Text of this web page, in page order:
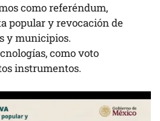
como referéndum,
popular y revocación de
y municipios.
como voto
instrumentos.